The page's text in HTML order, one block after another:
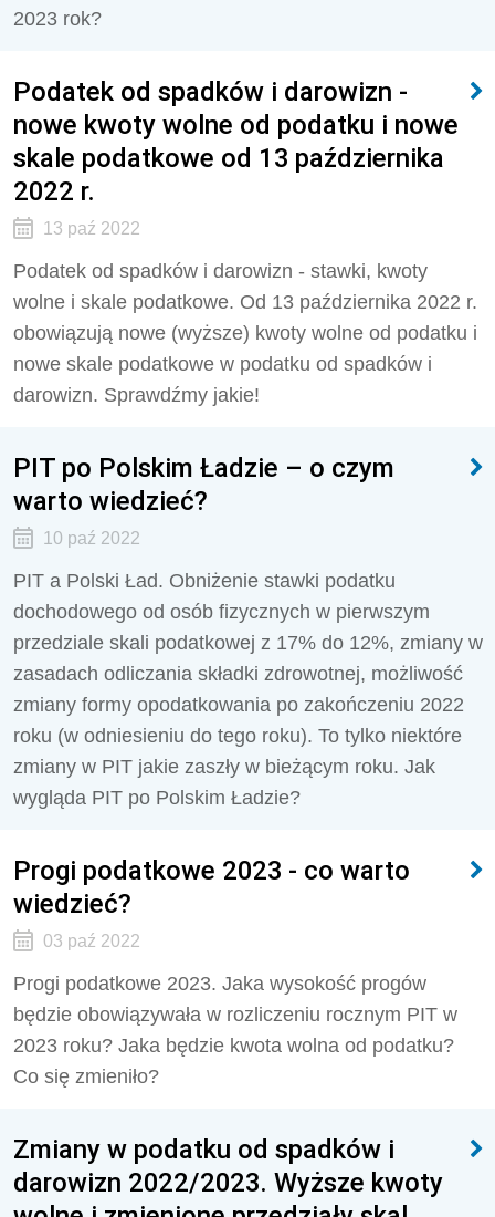
2023 rok?
Podatek od spadków i darowizn -
nowe kwoty wolne od podatku i nowe
skale podatkowe od 13 października
2022 r.
13 paź 2022
Podatek od spadków i darowizn - stawki, kwoty
wolne i skale podatkowe. Od 13 października 2022 r.
obowiązują nowe (wyższe) kwoty wolne od podatku i
nowe skale podatkowe w podatku od spadków i
darowizn. Sprawdźmy jakie!
PIT po Polskim Ładzie – o czym
warto wiedzieć?
10 paź 2022
PIT a Polski Ład. Obniżenie stawki podatku
dochodowego od osób fizycznych w pierwszym
przedziale skali podatkowej z 17% do 12%, zmiany w
zasadach odliczania składki zdrowotnej, możliwość
zmiany formy opodatkowania po zakończeniu 2022
roku (w odniesieniu do tego roku). To tylko niektóre
zmiany w PIT jakie zaszły w bieżącym roku. Jak
wygląda PIT po Polskim Ładzie?
Progi podatkowe 2023 - co warto
wiedzieć?
03 paź 2022
Progi podatkowe 2023. Jaka wysokość progów
będzie obowiązywała w rozliczeniu rocznym PIT w
2023 roku? Jaka będzie kwota wolna od podatku?
Co się zmieniło?
Zmiany w podatku od spadków i
darowizn 2022/2023. Wyższe kwoty